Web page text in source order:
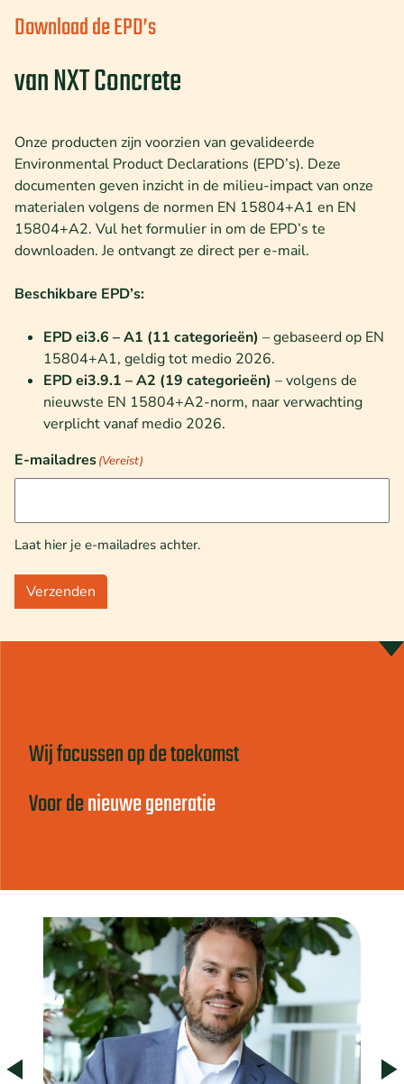
Download de EPD’s
van NXT Concrete
Onze producten zijn voorzien van gevalideerde
Environmental Product Declarations (EPD’s). Deze
documenten geven inzicht in de milieu-impact van onze
materialen volgens de normen EN 15804+A1 en EN
15804+A2. Vul het formulier in om de EPD’s te
downloaden. Je ontvangt ze direct per e-mail.
Beschikbare EPD’s:
EPD ei3.6 – A1 (11 categorieën) – gebaseerd op EN
15804+A1, geldig tot medio 2026.
EPD ei3.9.1 – A2 (19 categorieën) – volgens de
nieuwste EN 15804+A2-norm, naar verwachting
verplicht vanaf medio 2026.
E-mailadres(Vereist)
Laat hier je e-mailadres achter.
Verzenden
Wij focussen op de toekomst
Voor denieuwe generatie